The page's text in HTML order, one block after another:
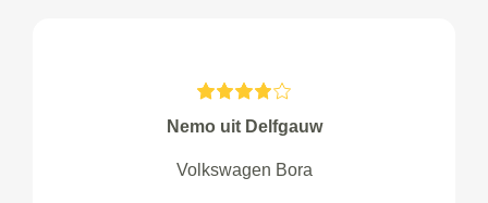
Nemo uit Delfgauw
Volkswagen Bora